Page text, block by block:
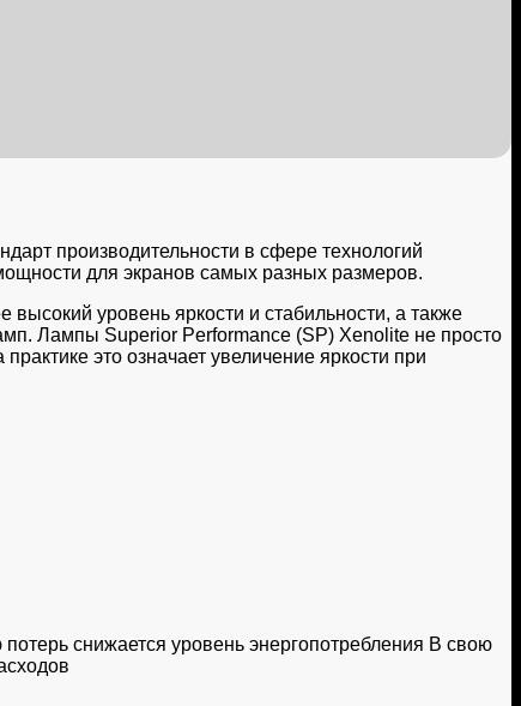
производительности в сфере технологий
для экранов самых разных размеров.
уровень яркости и стабильности, а также
Лампы Superior Performance (SP) Xenolite не просто
это означает увеличение яркости при
снижается уровень энергопотребления В свою